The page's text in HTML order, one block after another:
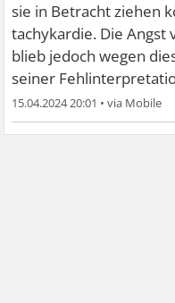
sie in Betracht ziehen
tachykardie. Die
blieb jedoch wegen
seiner
15.04.2024 20:01 •